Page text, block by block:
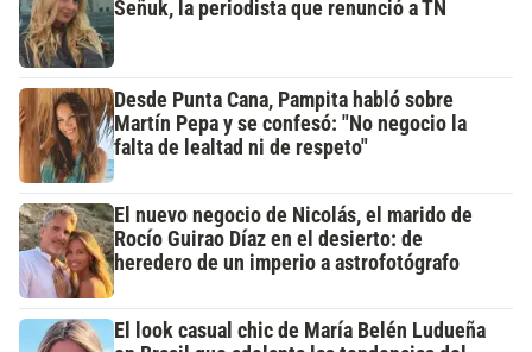
Señuk, la periodista que renunció a TN
Desde Punta Cana, Pampita habló sobre
Martín Pepa y se confesó: "No negocio la
falta de lealtad ni de respeto"
El nuevo negocio de Nicolás, el marido de
Rocío Guirao Díaz en el desierto: de
heredero de un imperio a astrofotógrafo
El look casual chic de María Belén Ludueña